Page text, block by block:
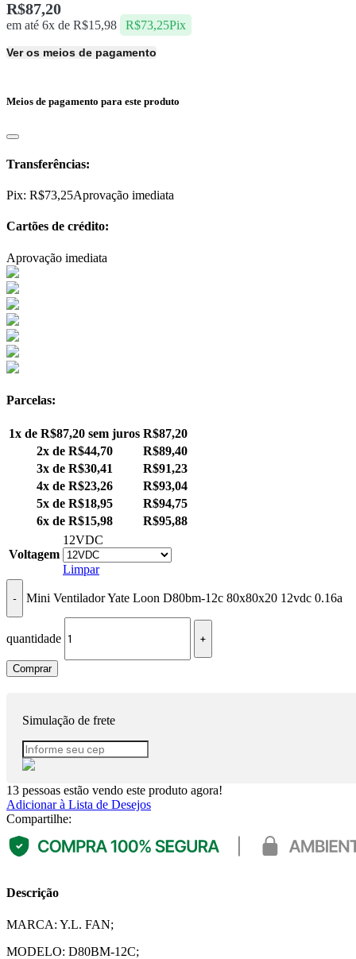
R$87,20
em até 6x de R$15,98 R$73,25Pix
Ver os meios de pagamento
Meios de pagamento para este produto
Transferências:
Pix: R$73,25Aprovação imediata
Cartões de crédito:
Aprovação imediata
Parcelas:
1x de R$87,20 sem juros R$87,20
2x de R$44,70 R$89,40
3x de R$30,41 R$91,23
4x de R$23,26 R$93,04
5x de R$18,95 R$94,75
6x de R$15,98 R$95,88
Voltagem
12VDC
Limpar
Mini Ventilador Yate Loon D80bm-12c 80x80x20 12vdc 0.16a
quantidade
Comprar
Simulação de frete
13 pessoas estão vendo este produto agora!
Adicionar à Lista de Desejos
Compartilhe:
Descrição
MARCA: Y.L. FAN;
MODELO: D80BM-12C;